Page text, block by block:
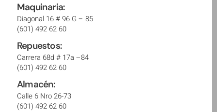
Maquinaria:
Diagonal 16 # 96 G – 85
(601) 492 62 60
Repuestos:
Carrera 68d # 17a –84
(601) 492 62 60
Almacén:
Calle 6 Nro 26-73
(601) 492 62 60